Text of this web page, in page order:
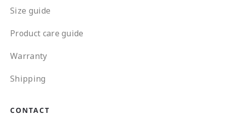
Size guide
Product care guide
Warranty
Shipping
CONTACT